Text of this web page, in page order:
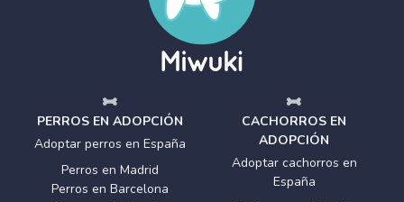
PERROS EN ADOPCIÓN
Adoptar perros en España
Perros en Madrid
Perros en Barcelona
CACHORROS EN
ADOPCIÓN
Adoptar cachorros en
España